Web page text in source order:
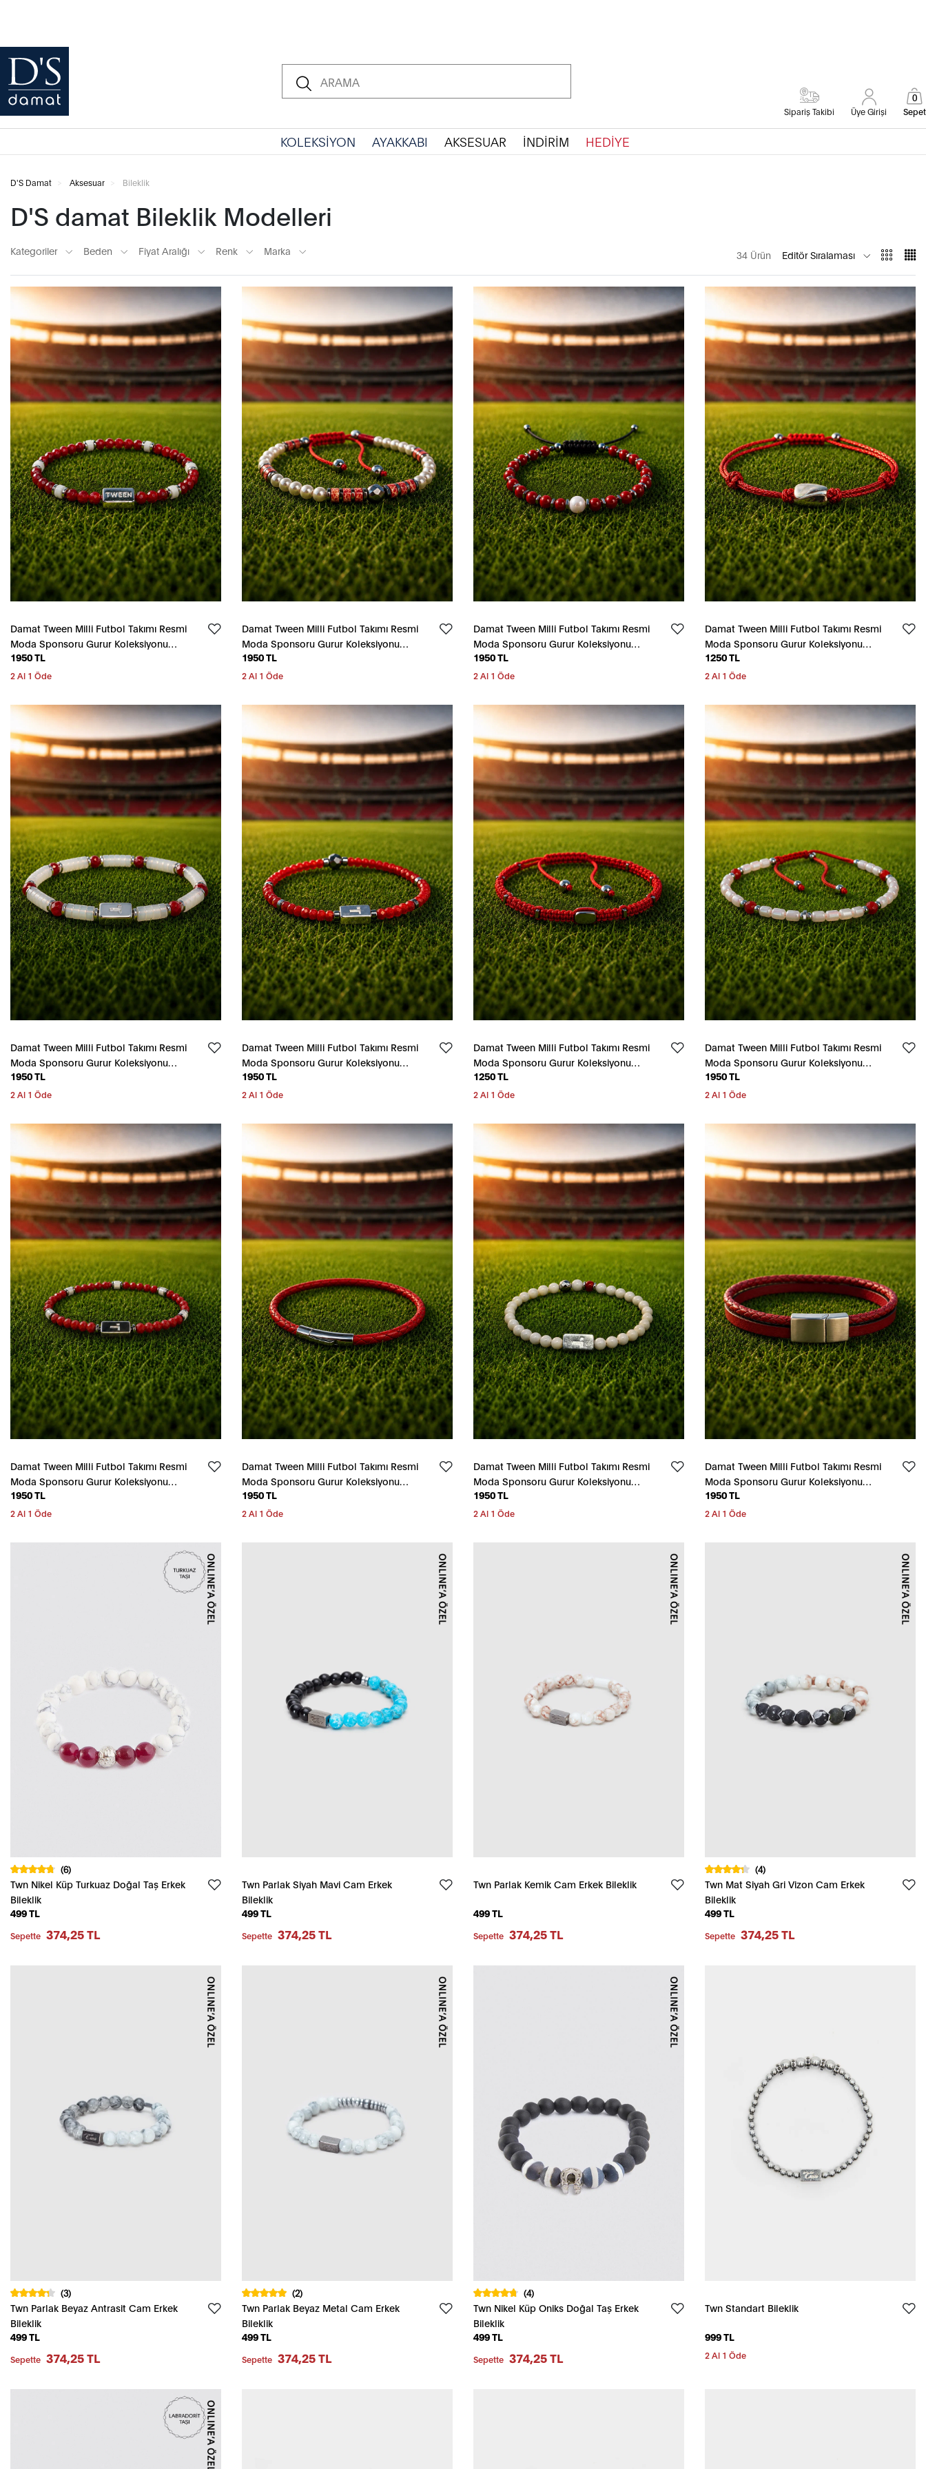
Sipariş Takibi Üye Girişi Sepet
0
KOLEKSİYON AYAKKABI AKSESUAR İNDİRİM HEDİYE
D'S Damat Aksesuar Bileklik
D'S damat Bileklik Modelleri
Kategoriler Beden Fiyat Aralığı Renk Marka 34 Ürün Editör Sıralaması
Damat Tween Milli Futbol Takımı Resmi
Moda Sponsoru Gurur Koleksiyonu
Kırmızı Bileklik
1950 TL
2 Al 1 Öde
Damat Tween Milli Futbol Takımı Resmi
Moda Sponsoru Gurur Koleksiyonu
Beyaz Bileklik
1950 TL
2 Al 1 Öde
Damat Tween Milli Futbol Takımı Resmi
Moda Sponsoru Gurur Koleksiyonu
Kırmızı Bileklik
1950 TL
2 Al 1 Öde
Damat Tween Milli Futbol Takımı Resmi
Moda Sponsoru Gurur Koleksiyonu
Kırmızı Bileklik
1250 TL
2 Al 1 Öde
Damat Tween Milli Futbol Takımı Resmi
Moda Sponsoru Gurur Koleksiyonu
Beyaz Bileklik
1950 TL
2 Al 1 Öde
Damat Tween Milli Futbol Takımı Resmi
Moda Sponsoru Gurur Koleksiyonu
Kırmızı Bileklik
1950 TL
2 Al 1 Öde
Damat Tween Milli Futbol Takımı Resmi
Moda Sponsoru Gurur Koleksiyonu
Kırmızı Bileklik
1250 TL
2 Al 1 Öde
Damat Tween Milli Futbol Takımı Resmi
Moda Sponsoru Gurur Koleksiyonu
Beyaz Bileklik
1950 TL
2 Al 1 Öde
Damat Tween Milli Futbol Takımı Resmi
Moda Sponsoru Gurur Koleksiyonu
Kırmızı Bileklik
1950 TL
2 Al 1 Öde
Damat Tween Milli Futbol Takımı Resmi
Moda Sponsoru Gurur Koleksiyonu
Kırmızı Bileklik
1950 TL
2 Al 1 Öde
Damat Tween Milli Futbol Takımı Resmi
Moda Sponsoru Gurur Koleksiyonu
Beyaz Bileklik
1950 TL
2 Al 1 Öde
Damat Tween Milli Futbol Takımı Resmi
Moda Sponsoru Gurur Koleksiyonu
Kırmızı Bileklik
1950 TL
2 Al 1 Öde
(6)
Twn Nikel Küp Turkuaz Doğal Taş Erkek
Bileklik
499 TL
Sepette 374,25 TL
Twn Parlak Siyah Mavi Cam Erkek
Bileklik
499 TL
Sepette 374,25 TL
Twn Parlak Kemik Cam Erkek Bileklik
499 TL
Sepette 374,25 TL
(4)
Twn Mat Siyah Gri Vizon Cam Erkek
Bileklik
499 TL
Sepette 374,25 TL
(3)
Twn Parlak Beyaz Antrasit Cam Erkek
Bileklik
499 TL
Sepette 374,25 TL
(2)
Twn Parlak Beyaz Metal Cam Erkek
Bileklik
499 TL
Sepette 374,25 TL
(4)
Twn Nikel Küp Oniks Doğal Taş Erkek
Bileklik
499 TL
Sepette 374,25 TL
Twn Standart Bileklik
999 TL
2 Al 1 Öde